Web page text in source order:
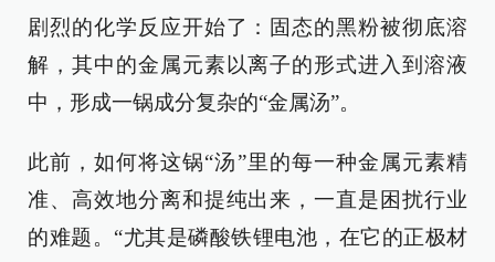
剧烈的化学反应开始了：固态的黑粉被彻底溶
解，其中的金属元素以离子的形式进入到溶液
中，形成一锅成分复杂的“金属汤”。
此前，如何将这锅“汤”里的每一种金属元素精
准、高效地分离和提纯出来，一直是困扰行业
的难题。“尤其是磷酸铁锂电池，在它的正极材